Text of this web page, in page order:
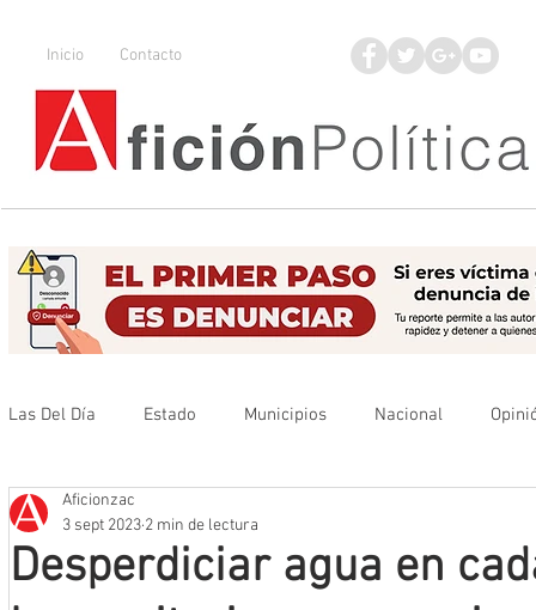
Inicio Contacto
Las Del Día Estado Municipios Nacional
Que no se olvide
Desperdiciar agua en
Aficionzac
3 sept 2023 2 min de lectura